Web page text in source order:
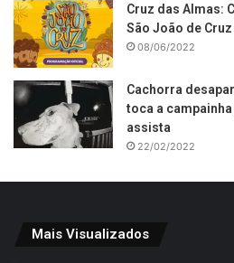
Cruz das Almas:
São João de Cruz
08/06/2022
Cachorra
toca a
assista
22/02/2022
Mais Visualizados